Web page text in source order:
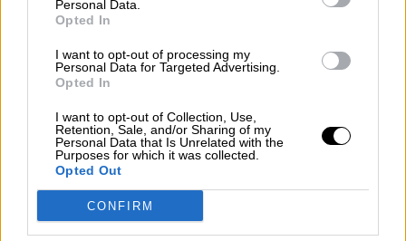
Personal Data.
Opted In
I want to opt-out of processing my
Personal Data for Targeted Advertising.
Opted In
I want to opt-out of Collection, Use,
Retention, Sale, and/or Sharing of my
Personal Data that Is Unrelated with the
Purposes for which it was collected.
Opted Out
CONFIRM
La escasa o nula actitud combativa del
debe a distintos factores de primer orden, a
saber:
a) la falta de suministros tanto logísticos
(alimentos, combustible, etc.) como militares
(armas, municiones, refuerzos), debido al caos
organizativo y a la corrupción que desde hace
años socava el funcionamiento de los aparatos
de seguridad.
b) la escasa motivación de los combatientes